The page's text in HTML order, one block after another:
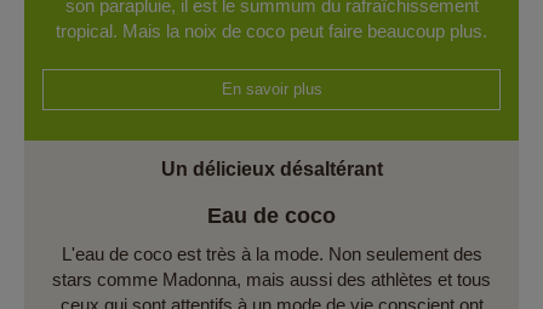
son parapluie, il est le summum du rafraîchissement
tropical. Mais la noix de coco peut faire beaucoup plus.
En savoir plus
Un délicieux désaltérant
Eau de coco
L'eau de coco est très à la mode. Non seulement des
stars comme Madonna, mais aussi des athlètes et tous
ceux qui sont attentifs à un mode de vie conscient ont